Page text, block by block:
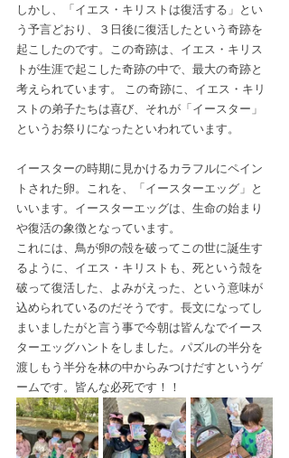
しかし、「イエス・キリストは復活する」とい
う予言どおり、３日後に復活したという奇跡を
起こしたのです。この奇跡は、イエス・キリス
トが生涯で起こした奇跡の中で、最大の奇跡と
考えられています。 この奇跡に、イエス・キリ
ストの弟子たちは喜び、それが「イースター」
というお祭りになったといわれています。
イースターの時期に見かけるカラフルにペイン
トされた卵。これを、「イースターエッグ」と
いいます。イースターエッグは、生命の始まり
や復活の象徴となっています。
これには、鳥が卵の殻を破ってこの世に誕生す
るように、イエス・キリストも、死という殻を
破って復活した、よみがえった、という意味が
込められているのだそうです。長文になってし
まいましたがと言う事で今朝は皆んなでイース
ターエッグハントをしました。パズルの半分を
渡しもう半分を林の中からみつけだすというゲ
ームです。皆んな必死です！！